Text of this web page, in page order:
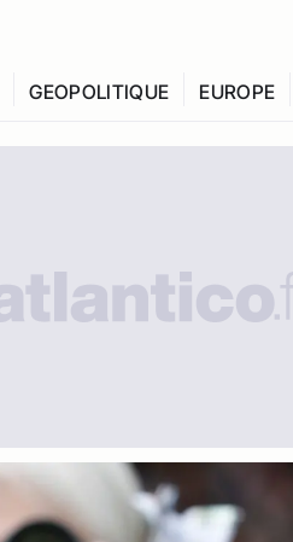
GEOPOLITIQUE EUROPE